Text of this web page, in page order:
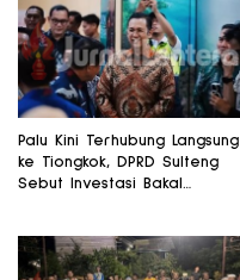
Palu Kini Terhubung Langsung
ke Tiongkok, DPRD Sulteng
Sebut Investasi Bakal